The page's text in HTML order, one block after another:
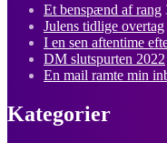
Et benspænd af rang
Julens tidlige overtag
I en sen aftentime
DM slutspurten 2022
En mail ramte min
Kategorier